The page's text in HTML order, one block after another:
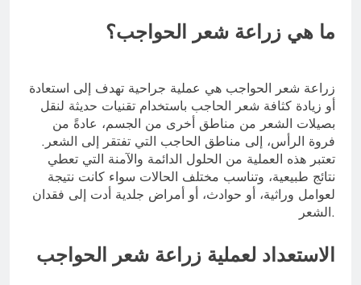
ما هي زراعة شعر الحواجب؟
زراعة شعر الحواجب هي عملية جراحية تهدف إلى استعادة
أو زيادة كثافة شعر الحاجب باستخدام تقنيات حديثة لنقل
بصيلات الشعر من مناطق أخرى من الجسم، عادةً من
فروة الرأس، إلى مناطق الحاجب التي تفتقر إلى الشعر.
تعتبر هذه العملية من الحلول الدائمة والآمنة التي تعطي
نتائج طبيعية، وتناسب مختلف الحالات سواء كانت نتيجة
لعوامل وراثية، أو حوادث، أو أمراض جلدية أدت إلى فقدان
الشعر.
الاستعداد لعملية زراعة شعر الحواجب